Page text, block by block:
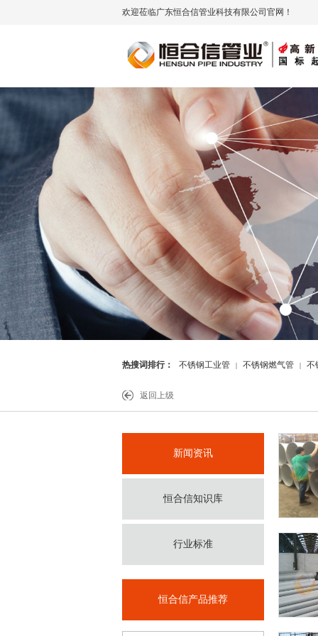
欢迎莅临广东恒合信管业科技有限公司官网！
热搜词排行： 不锈钢工业管 | 不锈钢燃气管 | 不
返回上级
新闻资讯
恒合信知识库
行业标准
恒合信产品推荐